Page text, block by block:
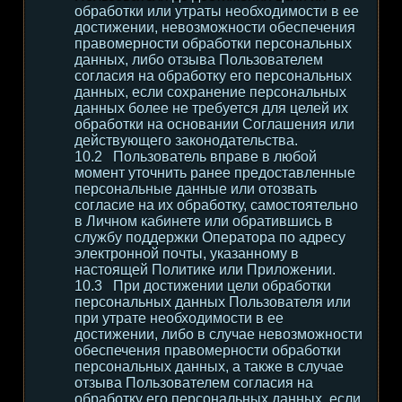
обработки или утраты необходимости в ее
достижении, невозможности обеспечения
правомерности обработки персональных
данных, либо отзыва Пользователем
согласия на обработку его персональных
данных, если сохранение персональных
данных более не требуется для целей их
обработки на основании Соглашения или
действующего законодательства.
Пользователь вправе в любой
момент уточнить ранее предоставленные
персональные данные или отозвать
согласие на их обработку, самостоятельно
в Личном кабинете или обратившись в
службу поддержки Оператора по адресу
электронной почты, указанному в
настоящей Политике или Приложении.
При достижении цели обработки
персональных данных Пользователя или
при утрате необходимости в ее
достижении, либо в случае невозможности
обеспечения правомерности обработки
персональных данных, а также в случае
отзыва Пользователем согласия на
обработку его персональных данных, если